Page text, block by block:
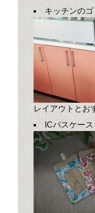
キッチンの
レイアウトとお
ICパスケー